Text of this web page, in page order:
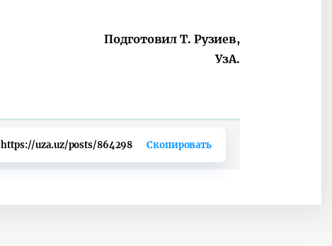
Подготовил Т. Рузиев,
УзА.
https://uza.uz/posts/864298 Скопировать